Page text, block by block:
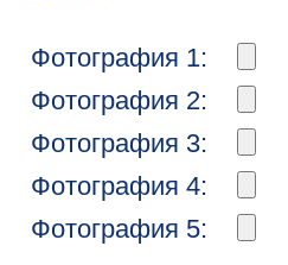
Фотография 1:
Фотография 2:
Фотография 3:
Фотография 4:
Фотография 5: